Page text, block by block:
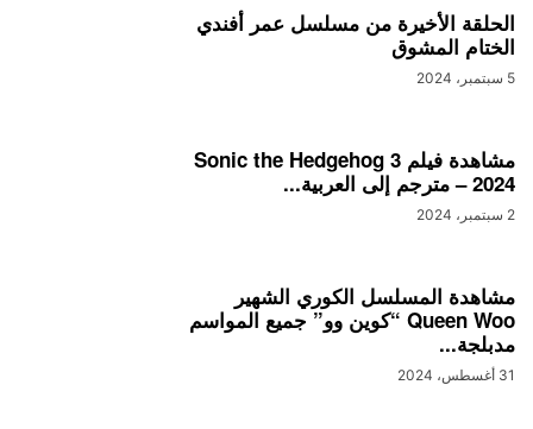
الحلقة الأخيرة من مسلسل عمر أفندي
الختام المشوق
5 سبتمبر، 2024
مشاهدة فيلم Sonic the Hedgehog 3
– 2024 مترجم إلى العربية...
2 سبتمبر، 2024
مشاهدة المسلسل الكوري الشهير
Queen Woo “كوين وو” جميع المواسم
مدبلجة...
31 أغسطس، 2024